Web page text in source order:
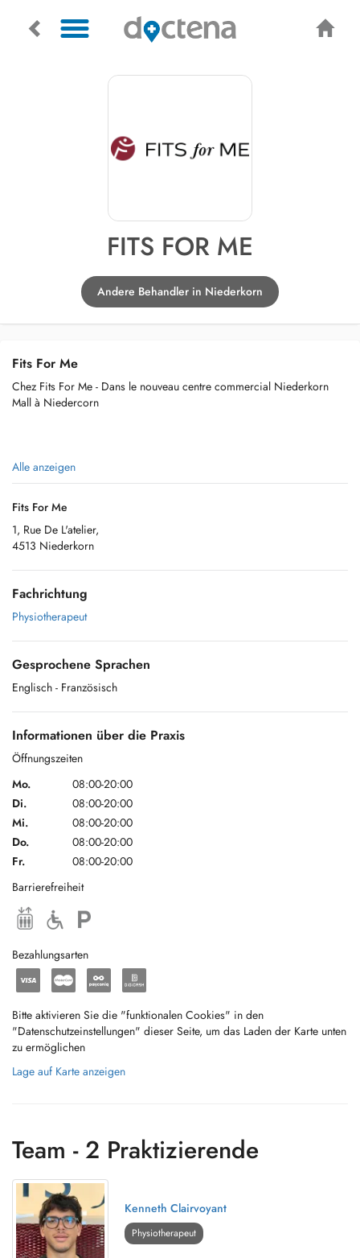
FITS FOR ME
Andere Behandler in Niederkorn
Fits For Me
Chez Fits For Me - Dans le nouveau centre commercial Niederkorn
Mall à Niedercorn
Alle anzeigen
Fits For Me
1, Rue De L'atelier,
4513 Niederkorn
Fachrichtung
Physiotherapeut
Gesprochene Sprachen
Englisch - Französisch
Informationen über die Praxis
Öffnungszeiten
Mo.
08:00-20:00
Di.
08:00-20:00
Mi.
08:00-20:00
Do.
08:00-20:00
Fr.
08:00-20:00
Barrierefreiheit
Bezahlungsarten
Bitte aktivieren Sie die "funktionalen Cookies" in den
"Datenschutzeinstellungen" dieser Seite, um das Laden der Karte unten
zu ermöglichen
Lage auf Karte anzeigen
Team - 2 Praktizierende
Kenneth Clairvoyant
Physiotherapeut